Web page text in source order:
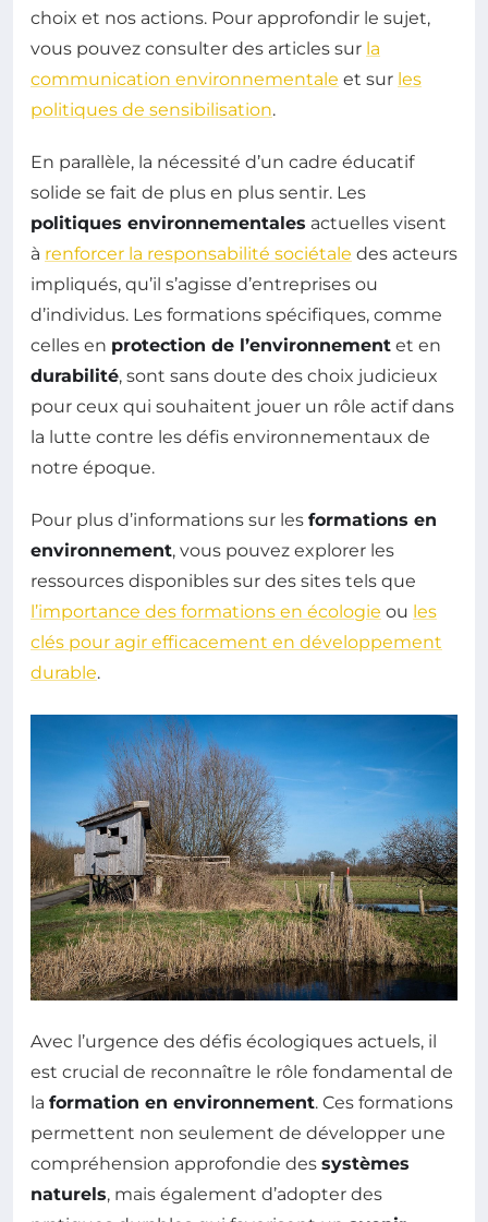
choix et nos actions. Pour approfondir le sujet,
vous pouvez consulter des articles sur la
communication environnementale et sur les
politiques de sensibilisation.
En parallèle, la nécessité d’un cadre éducatif
solide se fait de plus en plus sentir. Les
politiques environnementales actuelles visent
à renforcer la responsabilité sociétale des acteurs
impliqués, qu’il s’agisse d’entreprises ou
d’individus. Les formations spécifiques, comme
celles en protection de l’environnement et en
durabilité, sont sans doute des choix judicieux
pour ceux qui souhaitent jouer un rôle actif dans
la lutte contre les défis environnementaux de
notre époque.
Pour plus d’informations sur les formations en
environnement, vous pouvez explorer les
ressources disponibles sur des sites tels que
l’importance des formations en écologie ou les
clés pour agir efficacement en développement
durable.
Avec l’urgence des défis écologiques actuels, il
est crucial de reconnaître le rôle fondamental de
la formation en environnement. Ces formations
permettent non seulement de développer une
compréhension approfondie des systèmes
naturels, mais également d’adopter des